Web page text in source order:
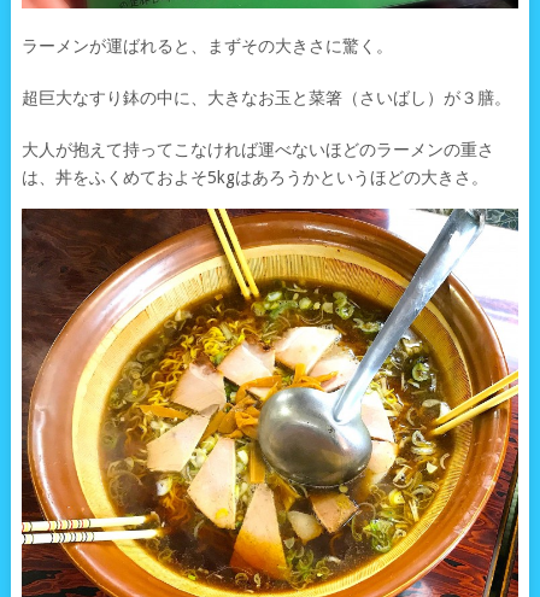
ラーメンが運ばれると、まずその大きさに驚く。
超巨大なすり鉢の中に、大きなお玉と菜箸（さいばし）が３膳。
大人が抱えて持ってこなければ運べないほどのラーメンの重さ
は、丼をふくめておよそ5kgはあろうかというほどの大きさ。